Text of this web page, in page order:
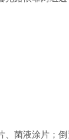
液涂片；